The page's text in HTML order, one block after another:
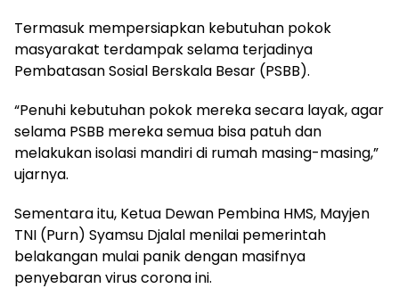
Termasuk mempersiapkan kebutuhan pokok
masyarakat terdampak selama terjadinya
Pembatasan Sosial Berskala Besar (PSBB).
“Penuhi kebutuhan pokok mereka secara layak, agar
selama PSBB mereka semua bisa patuh dan
melakukan isolasi mandiri di rumah masing-masing,”
ujarnya.
Sementara itu, Ketua Dewan Pembina HMS, Mayjen
TNI (Purn) Syamsu Djalal menilai pemerintah
belakangan mulai panik dengan masifnya
penyebaran virus corona ini.